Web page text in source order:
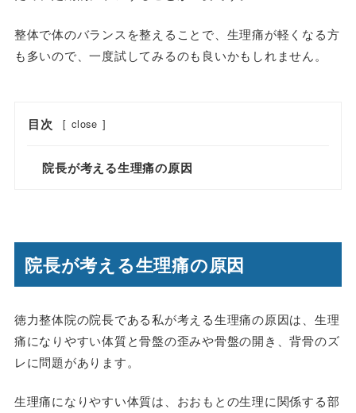
整体で体のバランスを整えることで、生理痛が軽くなる方
も多いので、一度試してみるのも良いかもしれません。
目次 [ close ]
院長が考える生理痛の原因
院長が考える生理痛の原因
徳力整体院の院長である私が考える生理痛の原因は、生理
痛になりやすい体質と骨盤の歪みや骨盤の開き、背骨のズ
レに問題があります。
生理痛になりやすい体質は、おおもとの生理に関係する部